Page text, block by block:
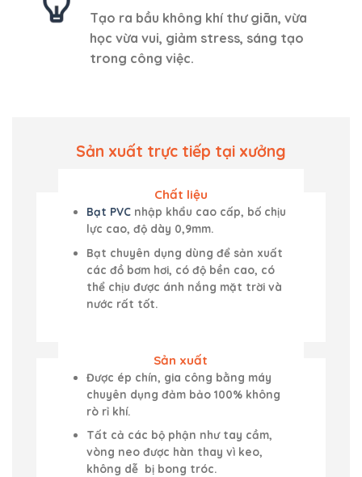
Tạo ra bầu không khí thư giãn, vừa
học vừa vui, giảm stress, sáng tạo
trong công việc.
Sản xuất trực tiếp tại xưởng
Chất liệu
Bạt PVC nhập khẩu cao cấp, bố chịu
lực cao, độ dày 0,9mm.
Bạt chuyên dụng dùng để sản xuất
các đồ bơm hơi, có độ bền cao, có
thể chịu được ánh nắng mặt trời và
nước rất tốt.
Sản xuất
Được ép chín, gia công bằng máy
chuyên dụng đảm bảo 100% không
rò rỉ khí.
Tất cả các bộ phận như tay cầm,
vòng neo được hàn thay vì keo,
không dễ bị bong tróc.